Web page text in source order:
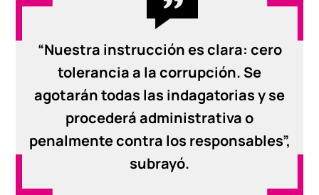
“Nuestra instrucción es clara: cero
tolerancia a la corrupción. Se
agotarán todas las indagatorias y se
procederá administrativa o
penalmente contra los responsables”,
subrayó.